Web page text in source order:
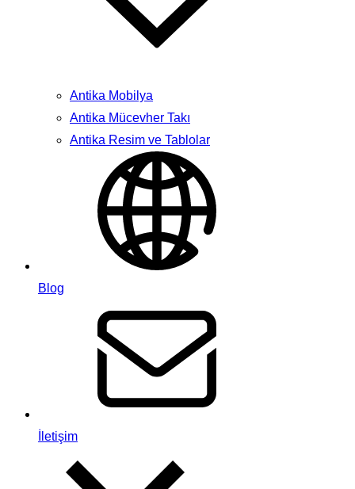
Antika Mobilya
Antika Mücevher Takı
Antika Resim ve Tablolar
Blog
İletişim